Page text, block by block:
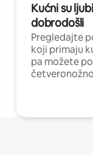
Kućni su
dobrodošli
Pregledajte
koji primaju
pa možete